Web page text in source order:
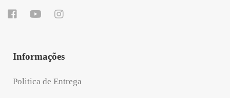
Informações
Politica de Entrega